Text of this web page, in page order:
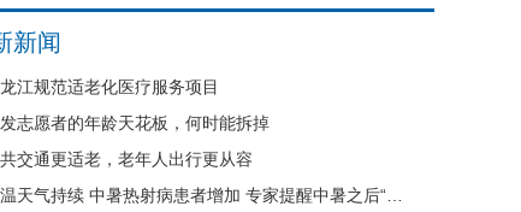
新闻
江规范适老化医疗服务项目
志愿者的年龄天花板，何时能拆掉
交通更适老，老年人出行更从容